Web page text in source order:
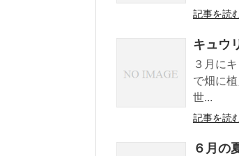
記事を読
キュウ
３月に
で畑に
世...
記事を読
６月の